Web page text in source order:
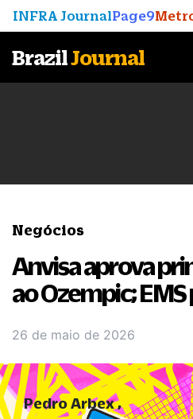
INFRA JournalPage9
BrazilJournal
Negócios
Anvisa aprova
ao Ozempic;
26 de maio de 2026
Pedro Arbex